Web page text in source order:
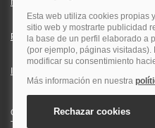
Política de Privacidad
Información Legal sobre Mercados en
Quehoteles.com - Especialistas en
Todos los derechos reservados.